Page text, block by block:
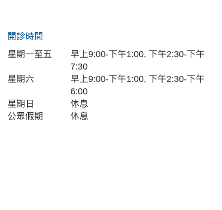
開診時間
星期一至五
早上9:00-下午1:00, 下午2:30-下午
7:30
星期六
早上9:00-下午1:00, 下午2:30-下午
6:00
星期日
休息
公眾假期
休息